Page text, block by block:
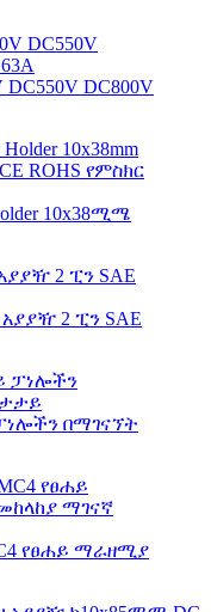
DC800V
10x38ሚሜ
2 ፒን SAE
በማገናኘት
የፀሐይ ማራዘሚያ